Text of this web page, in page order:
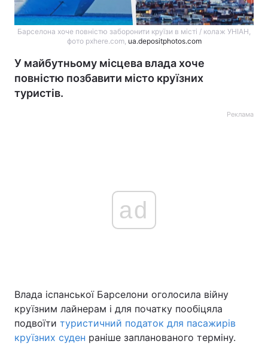
Барселона хоче повністю заборонити круїзи в місті / колаж УНІАН,
фото pxhere.com, ua.depositphotos.com
У майбутньому місцева влада хоче
повністю позбавити місто круїзних
туристів.
Реклама
ad
Влада іспанської Барселони оголосила війну
круїзним лайнерам і для початку пообіцяла
подвоїти туристичний податок для пасажирів
круїзних суден раніше запланованого терміну.